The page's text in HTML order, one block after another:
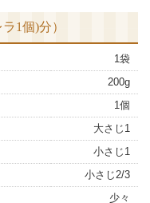
1個)分）
1袋
200g
1個
大さじ1
小さじ1
小さじ2/3
少々